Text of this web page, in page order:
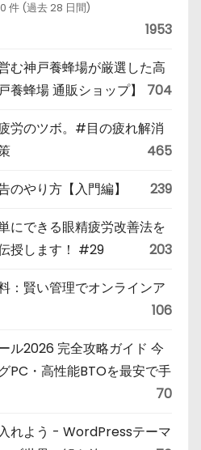
件 (過去 28 日間)
1953
む神戸養蜂場が厳選した高
養蜂場 通販ショップ】
704
労のツボ。#目の疲れ解消
465
のやり方【入門編】 239
にできる眼精疲労改善法を
授します！ #29
203
：賢い管理でオンラインア
106
ル2026 完全攻略ガイド 今
PC・高性能BTOを最安で手
70
れよう - WordPressテーマ